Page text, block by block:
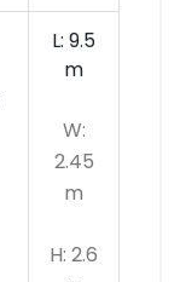
L: 9.5
m
W:
2.45
m
H: 2.6